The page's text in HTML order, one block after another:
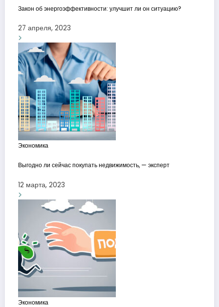
Закон об энергоэффективности: улучшит ли он ситуацию?
27 апреля, 2023
Экономика
Выгодно ли сейчас покупать недвижимость, — эксперт
12 марта, 2023
Экономика